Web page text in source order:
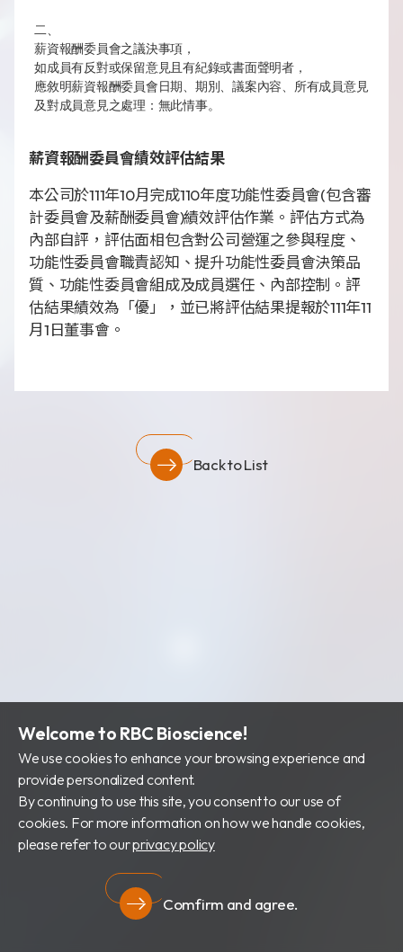
二、
薪資報酬委員會之議決事項，
如成員有反對或保留意見且有紀錄或書面聲明者，
應敘明薪資報酬委員會日期、期別、議案內容、所有成員意見
及對成員意見之處理：無此情事。
薪資報酬委員會績效評估結果
本公司於111年10月完成110年度功能性委員會(包含審
計委員會及薪酬委員會)績效評估作業。評估方式為
內部自評，評估面相包含對公司營運之參與程度、
功能性委員會職責認知、提升功能性委員會決策品
質、功能性委員會組成及成員選任、內部控制。評
估結果績效為「優」，並已將評估結果提報於111年11
月1日董事會。
Back to List
Welcome to RBC Bioscience!
We use cookies to enhance your browsing experience and
provide personalized content.
By continuing to use this site, you consent to our use of
cookies. For more information on how we handle cookies,
please refer to ourprivacy policy
Comfirm and agree.